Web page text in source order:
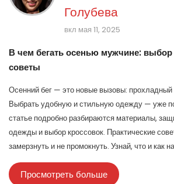
Голубева
вкл мая 11, 2025
В чем бегать осенью мужчине: выбор
советы
Осенний бег — это новые вызовы: прохладный
Выбрать удобную и стильную одежду — уже
статье подробно разбираются материалы,
одежды и выбор кроссовок. Практические
замерзнуть и не промокнуть. Узнай, что и как
пробежек, чтобы тренировки приносили
Просмотреть больше